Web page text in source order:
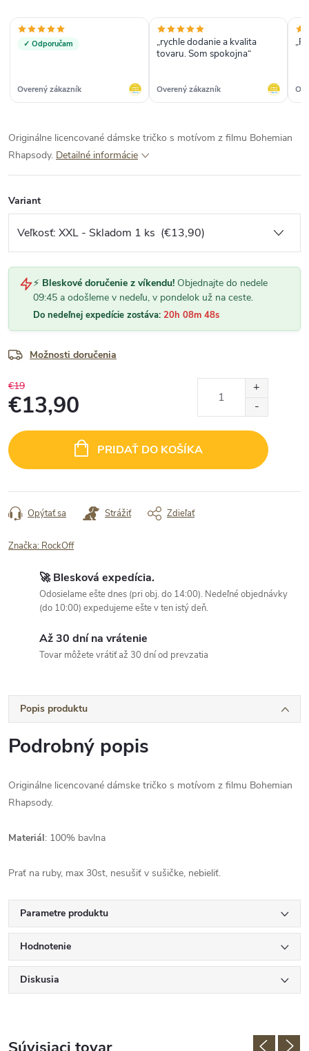
✓ Odporučam
Overený zákazník
„rychle dodanie a kvalita
tovaru. Som spokojna“
Overený zákazník
Originálne licencované dámske tričko s motívom z filmu Bohemian
Rhapsody. Detailné informácie
Variant
⚡ Bleskové doručenie z víkendu! Objednajte do nedele
09:45 a odošleme v nedeľu, v pondelok už na ceste.
Do nedeľnej expedície zostáva: 20h 08m 48s
Možnosti doručenia
€19
€13,90
cena:
PRIDAŤ DO KOŠÍKA
Opýtať sa Strážiť Zdieľať
Značka: RockOff
🚀 Blesková expedícia.
Odosielame ešte dnes (pri obj. do 14:00). Nedeľné objednávky
(do 10:00) expedujeme ešte v ten istý deň.
Až 30 dní na vrátenie
Tovar môžete vrátiť až 30 dní od prevzatia
Popis produktu
Podrobný popis
Originálne licencované dámske tričko s motívom z filmu Bohemian
Rhapsody.
Materiál: 100% bavlna
Prať na ruby, max 30st, nesušiť v sušičke, nebieliť.
Parametre produktu
Hodnotenie
Diskusia